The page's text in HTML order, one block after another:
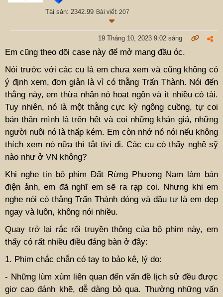
Tài sản: 2342.99 Bài viết: 207
19 Tháng 10, 2023 9:02 sáng
Em cũng theo dõi case này để mở mang đầu óc.
Nói trước với các cụ là em chưa xem và cũng không có
ý định xem, đơn giản là vì có thằng Trấn Thành. Nói đến
thằng này, em thừa nhận nó hoạt ngôn và ít nhiều có tài.
Tuy nhiên, nó là một thằng cực kỳ ngông cuồng, tự coi
bản thân mình là trên hết và coi những khán giả, những
người nuôi nó là thấp kém. Em còn nhớ nó nói nếu không
thích xem nó nữa thì tắt tivi đi. Các cụ có thấy nghệ sỹ
nào như ở VN không?
Khi nghe tin bộ phim Đất Rừng Phương Nam làm bản
điện ảnh, em đã nghĩ em sẽ ra rạp coi. Nhưng khi em
nghe nói có thằng Trấn Thành đóng và đầu tư là em dẹp
ngay và luôn, không nói nhiều.
Quay trở lại rắc rối truyền thông của bộ phim này, em
thấy có rất nhiều điều đáng bàn ở đây:
1. Phim chắc chắn có tay to bảo kê, lý do:
- Những lùm xùm liên quan đến vấn đề lịch sử đều được
giơ cao đánh khẽ, dễ dàng bỏ qua. Thường những vấn